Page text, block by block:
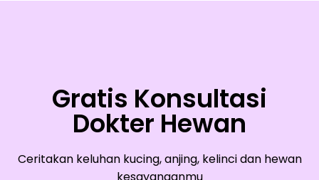
Gratis Konsultasi
Dokter Hewan
Ceritakan keluhan kucing, anjing, kelinci dan hewan